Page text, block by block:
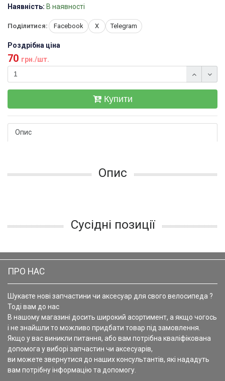
Наявність: В наявності
Поділитися: Facebook X Telegram
Роздрібна ціна
70 грн./шт.
Купити
Опис
Опис
Сусідні позиції
ПРО НАС
Шукаєте нові запчастини чи аксесуар для свого велосипеда ?
Тоді вам до нас
В нашому магазині досить широкий асортимент, а якщо чогось
і не знайшли то можливо придбати товар під замовлення.
Якщо у вас виникли питання, або вам потрібна кваліфікована
допомога у виборі запчастин чи аксесуарів,
ви можете звернутися до наших консультантів, які нададуть
вам потрібну інформацію та допомогу.